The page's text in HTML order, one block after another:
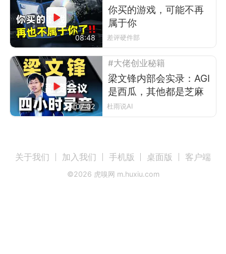
08:48
你买的游戏，可能不再
属于你
差评硬件部
07:02
#大佬创业秘籍
梁文锋内部会实录：AGI
是西瓜，其他都是芝麻
杜雨说AI
关于我们 加入我们 手机版 桌面版 客户端
©2026 虎嗅网 m.huxiu.com